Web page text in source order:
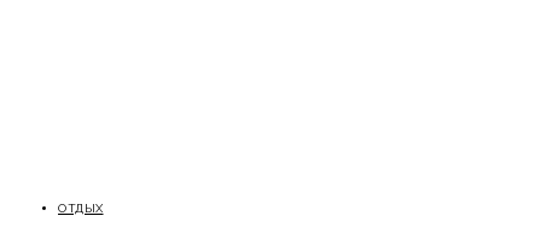
ОТДЫХ